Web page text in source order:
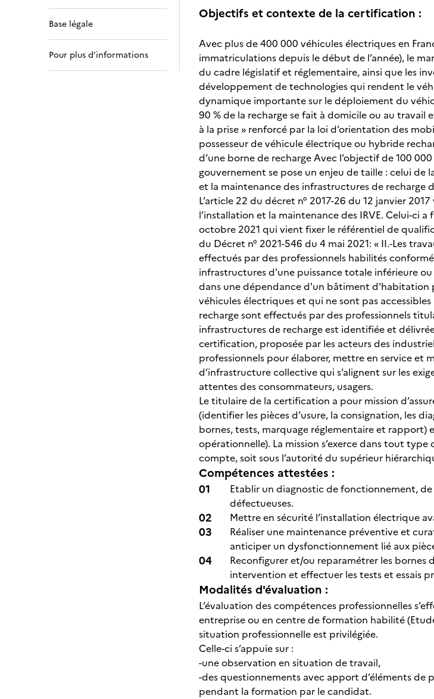
Base légale
Pour plus d’informations
Objectifs et contexte de la certification :
Avec plus de 400 000 véhicules électriques en
immatriculations depuis le début de l’année), le
du cadre législatif et réglementaire, ainsi que les
développement de technologies qui rendent le
dynamique importante sur le déploiement du
90 % de la recharge se fait à domicile ou au
à la prise » renforcé par la loi d’orientation des
possesseur de véhicule électrique ou hybride
d’une borne de recharge Avec l’objectif de 100
gouvernement se pose un enjeu de taille : celui
et la maintenance des infrastructures de recharge
L’article 22 du décret n° 2017-26 du 12 janvier
l’installation et la maintenance des IRVE. Celui-ci
octobre 2021 qui vient fixer le référentiel de
du Décret n° 2021-546 du 4 mai 2021: « II.-Les
effectués par des professionnels habilités
infrastructures d'une puissance totale inférieure
dans une dépendance d'un bâtiment d'habitation
véhicules électriques et qui ne sont pas
recharge sont effectués par des professionnels
infrastructures de recharge est identifiée et
certification, proposée par les acteurs des
professionnels pour élaborer, mettre en service et
d’infrastructure collective qui s’alignent sur les
attentes des consommateurs, usagers.
Le titulaire de la certification a pour mission
(identifier les pièces d’usure, la consignation, les
bornes, tests, marquage réglementaire et
opérationnelle). La mission s’exerce dans tout
compte, soit sous l’autorité du supérieur
Compétences attestées :
Etablir un diagnostic de fonctionnement,
défectueuses.
Mettre en sécurité l’installation électrique
Réaliser une maintenance préventive et
anticiper un dysfonctionnement lié aux
Reconfigurer et/ou reparamétrer les bornes
intervention et effectuer les tests et essais
Modalités d'évaluation :
L’évaluation des compétences professionnelles
entreprise ou en centre de formation habilité
situation professionnelle est privilégiée.
Celle-ci s’appuie sur :
-une observation en situation de travail,
-des questionnements avec apport d’éléments de
pendant la formation par le candidat.